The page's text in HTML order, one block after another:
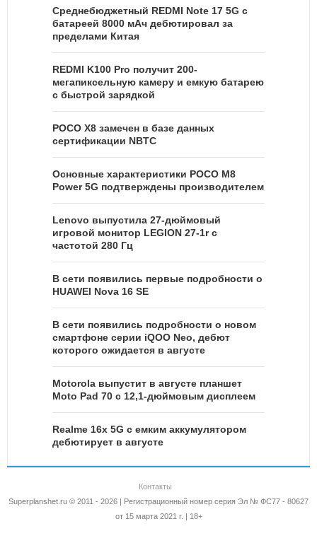
Среднебюджетный REDMI Note 17 5G с
батареей 8000 мАч дебютировал за
пределами Китая
REDMI K100 Pro получит 200-
мегапиксельную камеру и емкую батарею
с быстрой зарядкой
POCO X8 замечен в базе данных
сертификации NBTC
Основные характеристики POCO M8
Power 5G подтверждены производителем
Lenovo выпустила 27-дюймовый
игровой монитор LEGION 27-1r с
частотой 280 Гц
В сети появились первые подробности о
HUAWEI Nova 16 SE
В сети появились подробности о новом
смартфоне серии iQOO Neo, дебют
которого ожидается в августе
Motorola выпустит в августе планшет
Moto Pad 70 с 12,1-дюймовым дисплеем
Realme 16x 5G с емким аккумулятором
дебютирует в августе
Контакты
Superplanshet.ru © 2011 - 2026 | Регистрационный номер серия Эл № ФС77 - 80627
от 15 марта 2021 г. | 18+